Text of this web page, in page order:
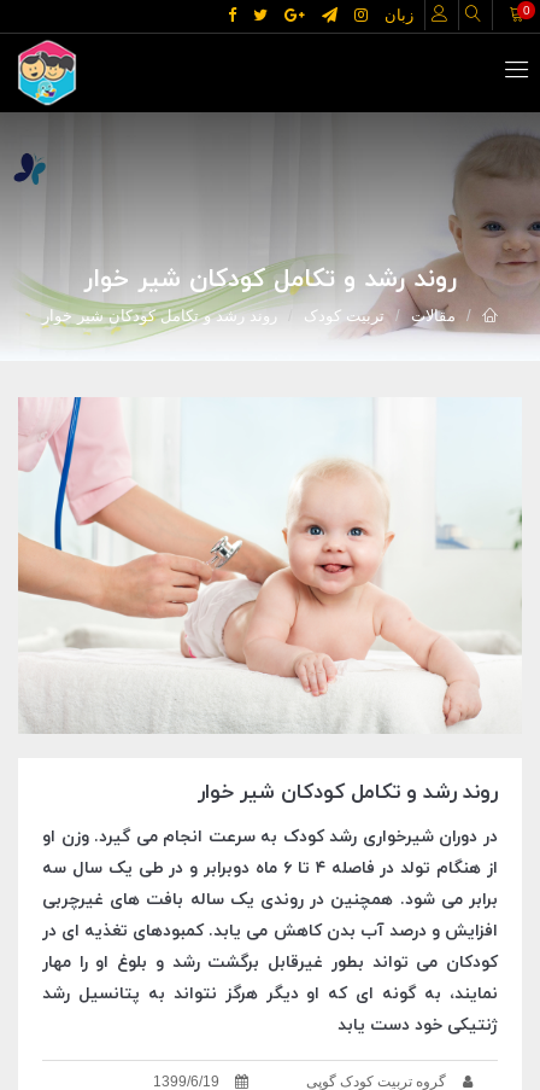
زبان 0
روند رشد و تکامل کودکان شیر خوار
مقالات تربیت کودک روند رشد و تکامل کودکان شیر خوار
روند رشد و تکامل کودکان شیر خوار
در دوران شیرخواری رشد کودک به سرعت انجام می گیرد. وزن او
از هنگام تولد در فاصله ۴ تا ۶ ماه دوبرابر و در طی یک سال سه
برابر می شود. همچنین در روندی یک ساله بافت های غیرچربی
افزایش و درصد آب بدن کاهش می یابد. کمبودهای تغذیه ای در
کودکان می تواند بطور غیرقابل برگشت رشد و بلوغ او را مهار
نمایند، به گونه ای که او دیگر هرگز نتواند به پتانسیل رشد
ژنتیکی خود دست یابد
گروه تربیت کودک گوپی
1399/6/19